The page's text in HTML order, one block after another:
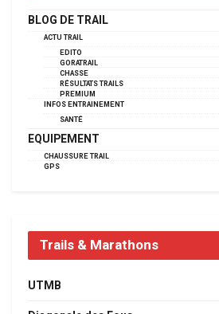
BLOG DE TRAIL
ACTU TRAIL
EDITO
GORATRAIL
CHASSE
RÉSULTATS TRAILS
PREMIUM
INFOS ENTRAINEMENT
SANTÉ
EQUIPEMENT
CHAUSSURE TRAIL
GPS
Trails & Marathons
UTMB